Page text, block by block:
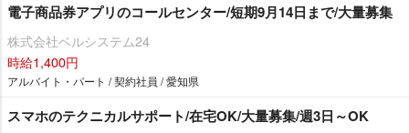
電子商品券アプリのコールセンター/短期9月14日まで/大量募集
株式会社ベルシステム24
時給1,400円
アルバイト・パート / 契約社員 / 愛知県
スマホのテクニカルサポート/在宅OK/大量募集/週3日～OK